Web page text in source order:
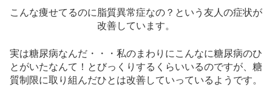
こんな痩せてるのに脂質異常症なの？という友人の症状が
改善しています。
実は糖尿病なんだ・・・私のまわりにこんなに糖尿病のひ
とがいたなんて！とびっくりするくらいいるのですが、糖
質制限に取り組んだひとは改善していっているようです。